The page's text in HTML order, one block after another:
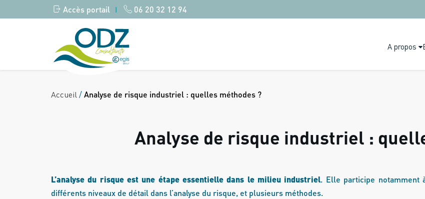
Accès portail | 06 20 32 12 94
A propos
Accueil /Analyse de risque industriel : quelles méthodes ?
Analyse de risque industriel :
L’analyse du risque est une étape essentielle dans le milieu industriel. Elle participe notamment
différents niveaux de détail dans l’analyse du risque, et plusieurs méthodes.